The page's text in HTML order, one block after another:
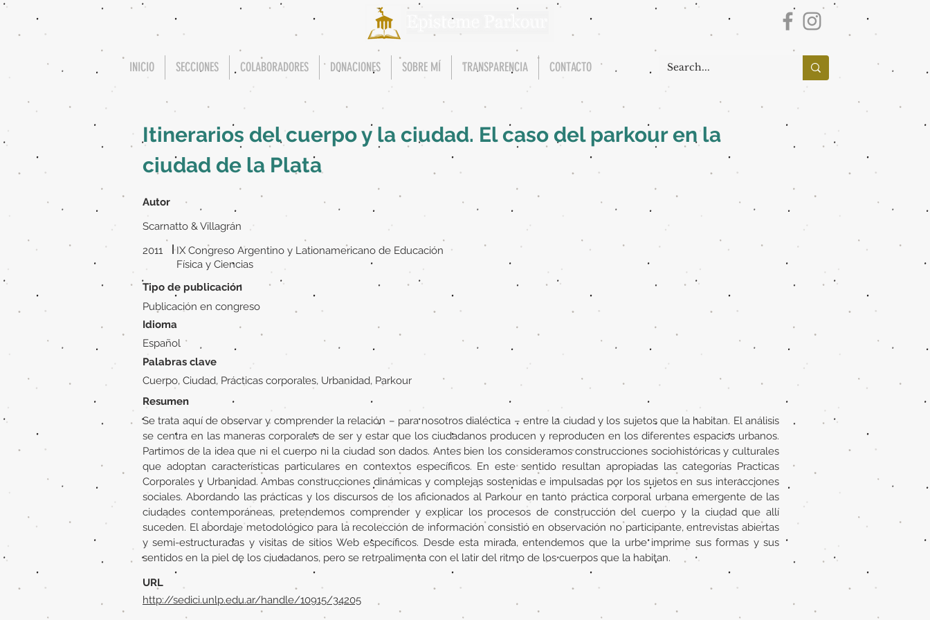
INICIO SECCIONES COLABORADORES DONACIONES SOBRE MÍ TRANSPARENCIA CONTACTO
Itinerarios del cuerpo y la ciudad. El caso del parkour en la
ciudad de la Plata
Autor
Scarnatto & Villagrán
2011
| IX Congreso Argentino y Lationamericano de Educación
Física y Ciencias
Tipo de publicación
Publicación en congreso
Idioma
Español
Palabras clave
Cuerpo, Ciudad, Prácticas corporales, Urbanidad, Parkour
Resumen
Se trata aquí de observar y comprender la relación – para nosotros dialéctica – entre la ciudad y los sujetos que la habitan. El análisis
se centra en las maneras corporales de ser y estar que los ciudadanos producen y reproducen en los diferentes espacios urbanos.
Partimos de la idea que ni el cuerpo ni la ciudad son dados. Antes bien los consideramos construcciones sociohistóricas y culturales
que adoptan características particulares en contextos específicos. En este sentido resultan apropiadas las categorías Practicas
Corporales y Urbanidad. Ambas construcciones dinámicas y complejas sostenidas e impulsadas por los sujetos en sus interacciones
sociales. Abordando las prácticas y los discursos de los aficionados al Parkour en tanto práctica corporal urbana emergente de las
ciudades contemporáneas, pretendemos comprender y explicar los procesos de construcción del cuerpo y la ciudad que allí
suceden. El abordaje metodológico para la recolección de información consistió en observación no participante, entrevistas abiertas
y semi-estructuradas y visitas de sitios Web específicos. Desde esta mirada, entendemos que la urbe imprime sus formas y sus
sentidos en la piel de los ciudadanos, pero se retroalimenta con el latir del ritmo de los cuerpos que la habitan.
URL
http://sedici.unlp.edu.ar/handle/10915/34205